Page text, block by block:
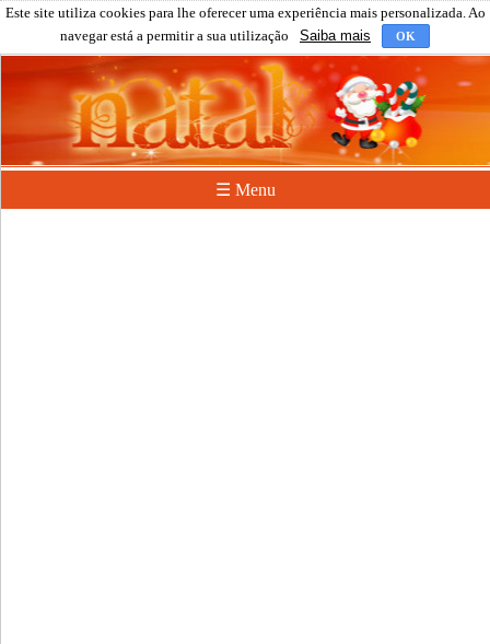
Este site utiliza cookies para lhe oferecer uma experiência mais personalizada. Ao
navegar está a permitir a sua utilização
Saiba mais OK
☰ Menu